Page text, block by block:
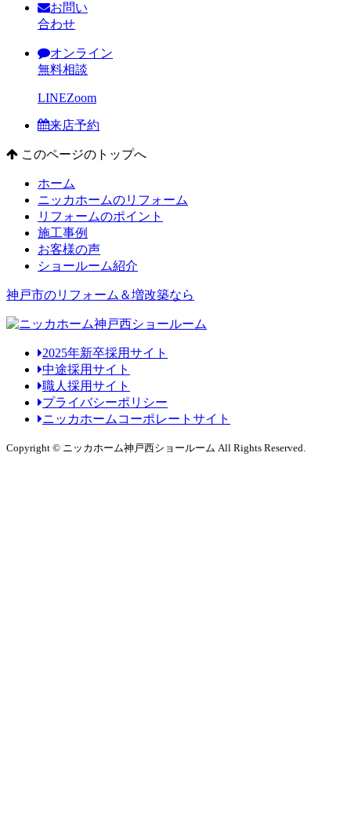
お問い
合わせ
オンライン
無料相談
LINEZoom
来店予約
このページのトップへ
ホーム
ニッカホームのリフォーム
リフォームのポイント
施工事例
お客様の声
ショールーム紹介
神戸市のリフォーム＆増改築なら
2025年新卒採用サイト
中途採用サイト
職人採用サイト
プライバシーポリシー
ニッカホームコーポレートサイト
Copyright © ニッカホーム神戸西ショールーム All Rights Reserved.